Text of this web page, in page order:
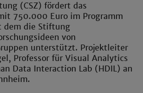
(CSZ) fördert das
750.000 Euro im Programm
dem die Stiftung
von
unterstützt. Projektleiter
Professor für Visual Analytics
Data Interaction Lab (HDIL) an